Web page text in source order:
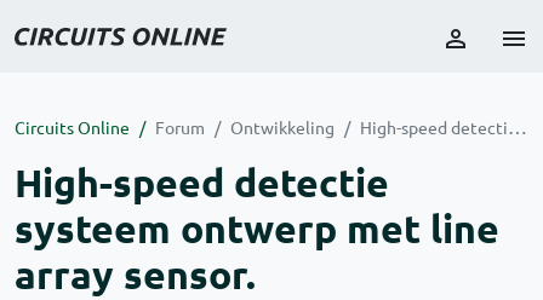
Circuits Online Forum Ontwikkeling High-speed detectie systeem ontwerp met line array sensor.
High-speed detectie
systeem ontwerp met line
array sensor.